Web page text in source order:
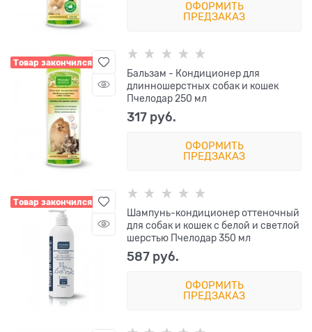
ОФОРМИТЬ
ПРЕДЗАКАЗ
Товар закончился
Бальзам - Кондиционер для
длинношерстных собак и кошек
Пчелодар 250 мл
317 руб.
ОФОРМИТЬ
ПРЕДЗАКАЗ
Товар закончился
Шампунь-кондиционер оттеночный
для собак и кошек с белой и светлой
шерстью Пчелодар 350 мл
587 руб.
ОФОРМИТЬ
ПРЕДЗАКАЗ